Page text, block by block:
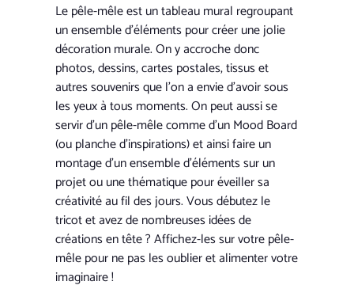
Le pêle-mêle est un tableau mural regroupant
un ensemble d’éléments pour créer une jolie
décoration murale. On y accroche donc
photos, dessins, cartes postales, tissus et
autres souvenirs que l’on a envie d’avoir sous
les yeux à tous moments. On peut aussi se
servir d’un pêle-mêle comme d’un Mood Board
(ou planche d’inspirations) et ainsi faire un
montage d’un ensemble d’éléments sur un
projet ou une thématique pour éveiller sa
créativité au fil des jours. Vous débutez le
tricot et avez de nombreuses idées de
créations en tête ? Affichez-les sur votre pêle-
mêle pour ne pas les oublier et alimenter votre
imaginaire !